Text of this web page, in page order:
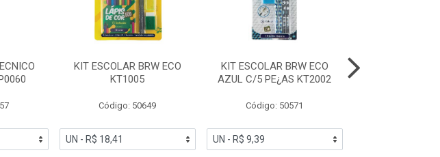
KIT ESCOLAR BRW ECO
KT1005
Código: 50649
KIT ESCOLAR BRW ECO
AZUL C/5 PE¿AS KT2002
Código: 50571